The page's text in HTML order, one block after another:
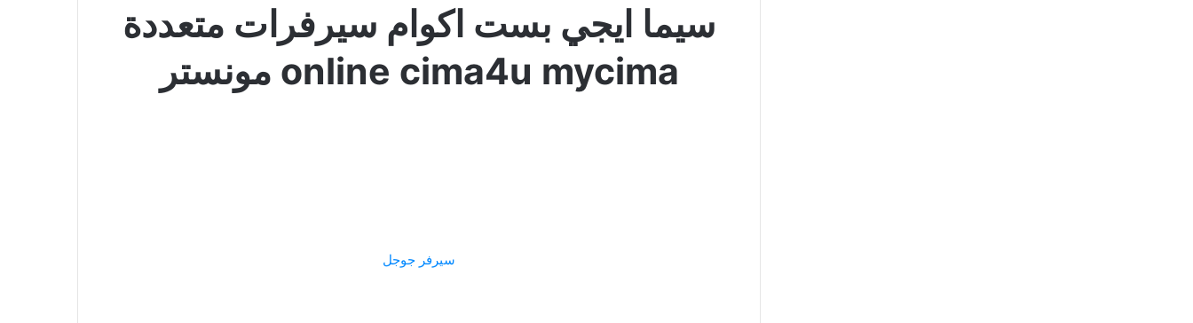
سيما ايجي بست اكوام سيرفرات متعددة
online cima4u mycima مونستر
سيرفر جوجل